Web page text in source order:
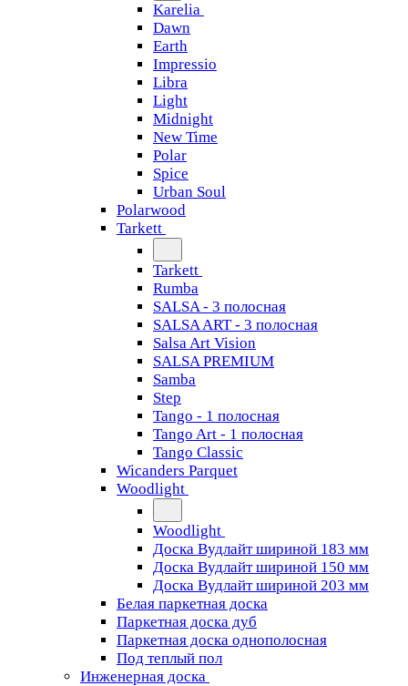
Karelia
Dawn
Earth
Impressio
Libra
Light
Midnight
New Time
Polar
Spice
Urban Soul
Polarwood
Tarkett
Tarkett
Rumba
SALSA - 3 полосная
SALSA ART - 3 полосная
Salsa Art Vision
SALSA PREMIUM
Samba
Step
Tango - 1 полосная
Tango Art - 1 полосная
Tango Classiс
Wicanders Parquet
Woodlight
Woodlight
Доска Вудлайт шириной 183 мм
Доска Вудлайт шириной 150 мм
Доска Вудлайт шириной 203 мм
Белая паркетная доска
Паркетная доска дуб
Паркетная доска однополосная
Под теплый пол
Инженерная доска